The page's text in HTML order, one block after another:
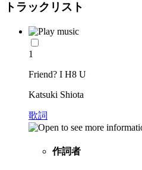
トラックリスト
1
Friend? I H8 U
Katsuki Shiota
歌詞
作詞者